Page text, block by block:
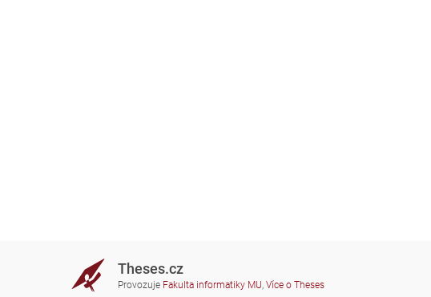
Theses.cz
Provozuje Fakulta informatiky MU, Více o Theses